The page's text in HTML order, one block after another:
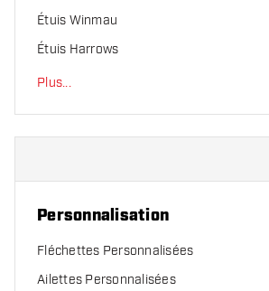
Étuis Winmau
Étuis Harrows
Plus...
Personnalisation
Fléchettes Personnalisées
Ailettes Personnalisées